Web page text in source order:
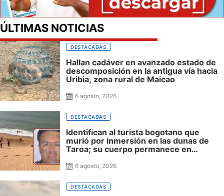
ÚLTIMAS NOTICIAS
DESTACADAS
Hallan cadáver en avanzado estado de
descomposición en la antigua vía hacia
Uribia, zona rural de Maicao
6 agosto, 2026
DESTACADAS
Identifican al turista bogotano que
murió por inmersión en las dunas de
Taroa; su cuerpo permanece en
6 agosto, 2026
DESTACADAS